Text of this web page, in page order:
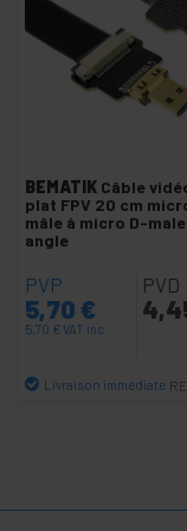
Câble HDMI Actif
Câble HDMI plat
Câble HDMI-A M/M
Câble HDMI-C M
Câble HDMI-D M
Adaptateur MHL
Testeur de câble
Super câble HDMI
+
BEMATIK Câble
plat FPV 20 cm
mâle à micro D-
angle
PVP
5,70 €
5,70 €VAT inc.
PVD
Livraison immédiate